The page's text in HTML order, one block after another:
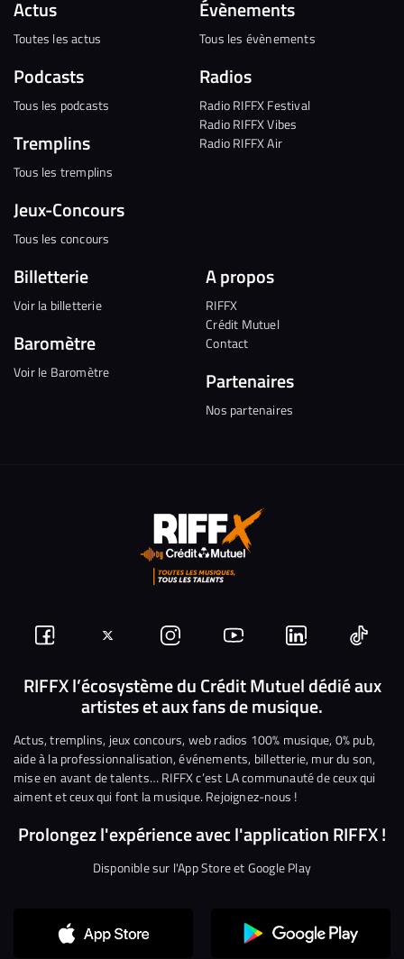
Actus
Toutes les actus
Podcasts
Tous les podcasts
Tremplins
Tous les tremplins
Jeux-Concours
Tous les concours
Évènements
Tous les évènements
Radios
Radio RIFFX Festival
Radio RIFFX Vibes
Radio RIFFX Air
Billetterie
Voir la billetterie
Baromètre
Voir le Baromètre
A propos
RIFFX
Crédit Mutuel
Contact
Partenaires
Nos partenaires
Suivez-
nous
Facebook
Suivez-
nous
sur
Twitter
Nous
rejoindre
sur
Instagram
Nous
rejoindre
sur
YouTube
Nous
rejoindre
sur
Linkedin
Nous
RIFFX l’écosystème du Crédit Mutuel dédié aux
artistes et aux fans de musique.
Actus, tremplins, jeux concours, web radios 100% musique, 0% pub,
aide à la professionnalisation, événements, billetterie, mur du son,
mise en avant de talents… RIFFX c’est LA communauté de ceux qui
aiment et ceux qui font la musique. Rejoignez-nous !
Prolongez l'expérience avec l'application RIFFX !
Disponible sur l'App Store et Google Play